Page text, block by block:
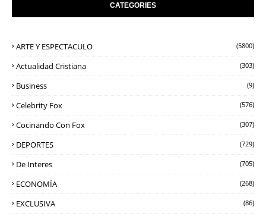
CATEGORIES
ARTE Y ESPECTACULO (5800)
Actualidad Cristiana (303)
Business (9)
Celebrity Fox (576)
Cocinando Con Fox (307)
DEPORTES (729)
De Interes (705)
ECONOMÍA (268)
EXCLUSIVA (86)